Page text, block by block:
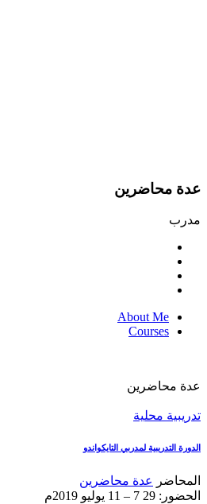
عدة محاضرين
مدرب
About Me
Courses
عدة محاضرين
تدريبية محلية
الدورة التدريبية لمدربي التايكواندو
المحاضر
عدة محاضرين
الحضور: 29
7 – 11 يوليو 2019م